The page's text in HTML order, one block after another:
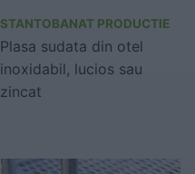
STANTOBANAT PRODUCTIE
Plasa sudata din otel
inoxidabil, lucios sau
zincat